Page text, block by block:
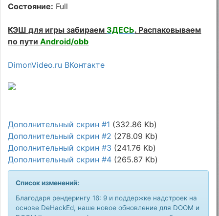
Состояние: Full
КЭШ для игры забираем ЗДЕСЬ. Распаковываем
по путиAndroid/obb
DimonVideo.ru ВКонтакте
Дополнительный скрин #1 (332.86 Kb)
Дополнительный скрин #2 (278.09 Kb)
Дополнительный скрин #3 (241.76 Kb)
Дополнительный скрин #4 (265.87 Kb)
Список изменений:
Благодаря рендерингу 16: 9 и поддержке надстроек на
основе DeHackEd, наше новое обновление для DOOM и